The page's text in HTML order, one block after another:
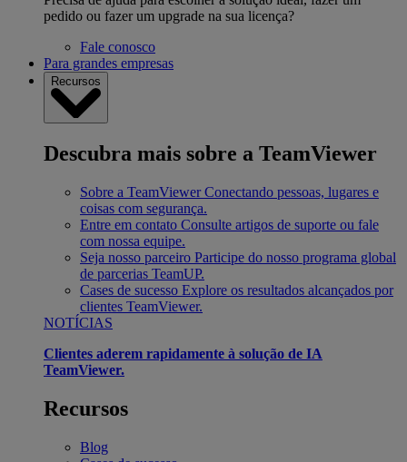
pedido ou fazer um upgrade na sua licença?
Fale conosco
Para grandes empresas
Recursos
Descubra mais sobre a TeamViewer
Sobre a TeamViewer Conectando pessoas, lugares e
coisas com segurança.
Entre em contato Consulte artigos de suporte ou fale
com nossa equipe.
Seja nosso parceiro Participe do nosso programa global
de parcerias TeamUP.
Cases de sucesso Explore os resultados alcançados por
clientes TeamViewer.
NOTÍCIAS
Clientes aderem rapidamente à solução de IA
TeamViewer.
Recursos
Blog